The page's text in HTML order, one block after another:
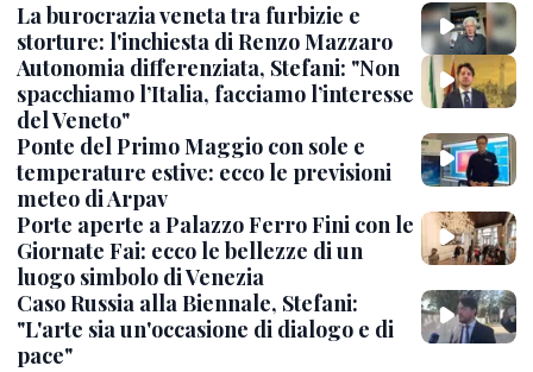
La burocrazia veneta tra furbizie e
storture: l'inchiesta di Renzo Mazzaro
Autonomia differenziata, Stefani: "Non
spacchiamo l’Italia, facciamo l’interesse
del Veneto"
Ponte del Primo Maggio con sole e
temperature estive: ecco le previsioni
meteo di Arpav
Porte aperte a Palazzo Ferro Fini con le
Giornate Fai: ecco le bellezze di un
luogo simbolo di Venezia
Caso Russia alla Biennale, Stefani:
"L'arte sia un'occasione di dialogo e di
pace"